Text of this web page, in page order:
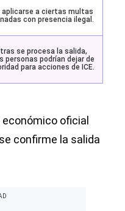
aplicarse a ciertas multas
con presencia ilegal.
se procesa la salida,
personas podrían dejar de
para acciones de ICE.
económico oficial
confirme la salida